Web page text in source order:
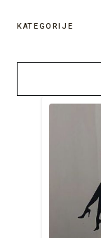
KATEGORIJE